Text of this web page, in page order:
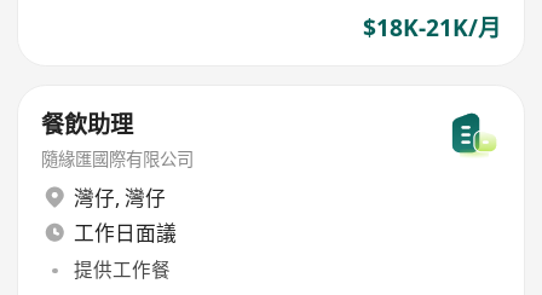
$18K-21K/月
餐飲助理
隨緣匯國際有限公司
灣仔, 灣仔
工作日面議
提供工作餐